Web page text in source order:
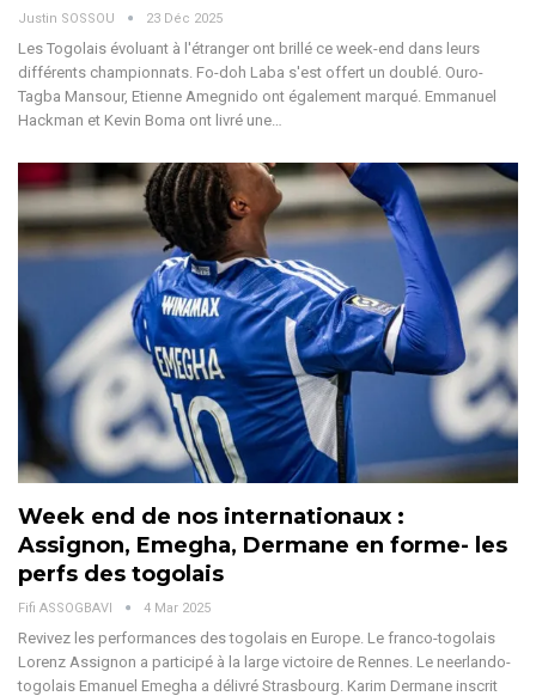
Justin SOSSOU 23 Déc 2025
Les Togolais évoluant à l'étranger ont brillé ce week-end dans leurs
différents championnats. Fo-doh Laba s'est offert un doublé. Ouro-
Tagba Mansour, Etienne Amegnido ont également marqué. Emmanuel
Hackman et Kevin Boma ont livré une…
Week end de nos internationaux :
Assignon, Emegha, Dermane en forme- les
perfs des togolais
Fifi ASSOGBAVI 4 Mar 2025
Revivez les performances des togolais en Europe. Le franco-togolais
Lorenz Assignon a participé à la large victoire de Rennes. Le neerlando-
togolais Emanuel Emegha a délivré Strasbourg. Karim Dermane inscrit